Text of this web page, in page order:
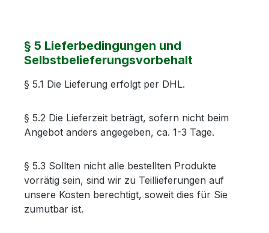
§ 5 Lieferbedingungen und
Selbstbelieferungsvorbehalt
§ 5.1 Die Lieferung erfolgt per DHL.
§ 5.2 Die Lieferzeit beträgt, sofern nicht beim
Angebot anders angegeben, ca. 1-3 Tage.
§ 5.3 Sollten nicht alle bestellten Produkte
vorrätig sein, sind wir zu Teillieferungen auf
unsere Kosten berechtigt, soweit dies für Sie
zumutbar ist.